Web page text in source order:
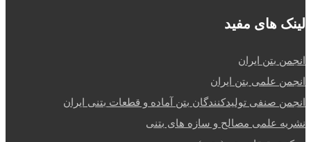
لینک های مفید
انجمن بتن ایران
انجمن علمی بتن ایران
انجمن صنفی تولیدکنندگان بتن آماده و قطعات بتنی ایران
نشریه علمی مصالح و سازه های بتنی